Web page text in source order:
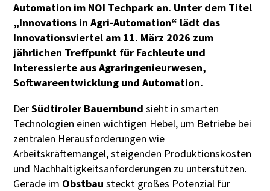
Automation im NOI Techpark an. Unter dem Titel
„Innovations in Agri-Automation“ lädt das
Innovationsviertel am 11. März 2026 zum
jährlichen Treffpunkt für Fachleute und
Interessierte aus Agraringenieurwesen,
Softwareentwicklung und Automation.
DerSüdtiroler Bauernbund sieht in smarten
Technologien einen wichtigen Hebel, um Betriebe bei
zentralen Herausforderungen wie
Arbeitskräftemangel, steigenden Produktionskosten
und Nachhaltigkeitsanforderungen zu unterstützen.
Gerade im Obstbau steckt großes Potenzial für